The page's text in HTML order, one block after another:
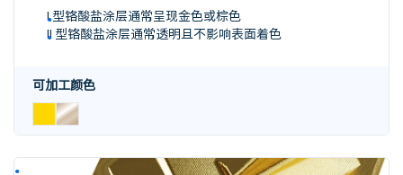
I 型铬酸盐涂层通常呈现金色或棕色
II 型铬酸盐涂层通常透明且不影响表面着色
可加工颜色